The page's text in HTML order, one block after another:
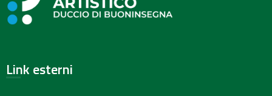
Link esterni